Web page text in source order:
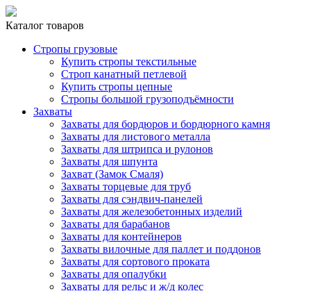
Каталог товаров
Стропы грузовые
Купить стропы текстильные
Строп канатный петлевой
Купить стропы цепные
Стропы большой грузоподъёмности
Захваты
Захваты для бордюров и бордюрного камня
Захваты для листового металла
Захваты для штрипса и рулонов
Захваты для шпунта
Захват (Замок Смаля)
Захваты торцевые для труб
Захваты для сэндвич-панелей
Захваты для железобетонных изделий
Захваты для барабанов
Захваты для контейнеров
Захваты вилочные для паллет и поддонов
Захваты для сортового проката
Захваты для опалубки
Захваты для рельс и ж/д колес